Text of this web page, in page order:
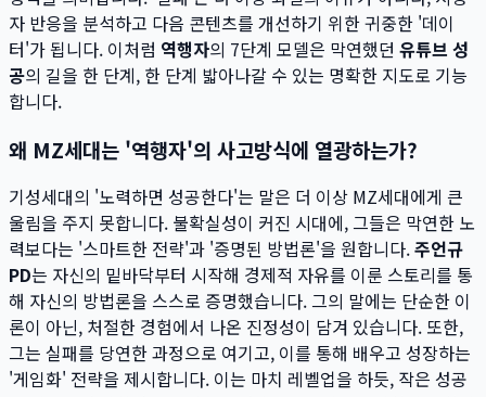
자 반응을 분석하고 다음 콘텐츠를 개선하기 위한 귀중한 '데이
터'가 됩니다. 이처럼 역행자의 7단계 모델은 막연했던 유튜브 성
공의 길을 한 단계, 한 단계 밟아나갈 수 있는 명확한 지도로 기능
합니다.
왜 MZ세대는 '역행자'의 사고방식에 열광하는가?
기성세대의 '노력하면 성공한다'는 말은 더 이상 MZ세대에게 큰
울림을 주지 못합니다. 불확실성이 커진 시대에, 그들은 막연한 노
력보다는 '스마트한 전략'과 '증명된 방법론'을 원합니다.주언규
PD는 자신의 밑바닥부터 시작해 경제적 자유를 이룬 스토리를 통
해 자신의 방법론을 스스로 증명했습니다. 그의 말에는 단순한 이
론이 아닌, 처절한 경험에서 나온 진정성이 담겨 있습니다. 또한,
그는 실패를 당연한 과정으로 여기고, 이를 통해 배우고 성장하는
'게임화' 전략을 제시합니다. 이는 마치 레벨업을 하듯, 작은 성공